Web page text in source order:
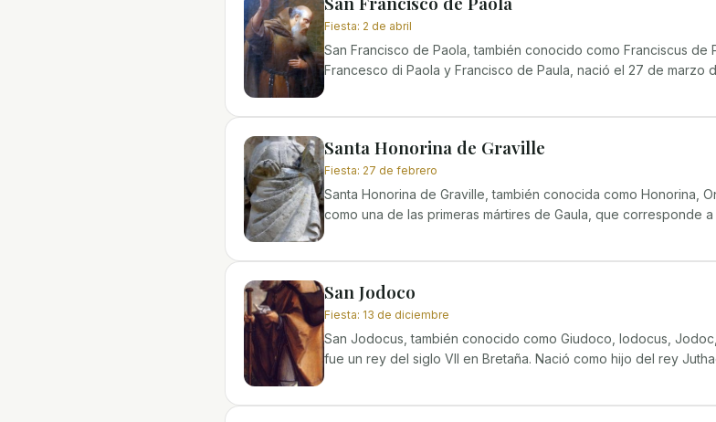
Fiesta: 2 de abril
San Francisco de Paola, también conocido como Franciscus de
Francesco di Paola y Francisco de Paula, nació el 27 de marzo
Santa Honorina de Graville
Fiesta: 27 de febrero
Santa Honorina de Graville, también conocida como Honorina,
como una de las primeras mártires de Gaula, que corresponde a
San Jodoco
Fiesta: 13 de diciembre
San Jodocus, también conocido como Giudoco, Iodocus,
fue un rey del siglo VII en Bretaña. Nació como hijo del rey